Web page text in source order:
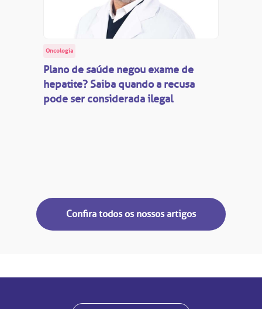
Oncologia
Plano de saúde negou exame de
hepatite? Saiba quando a recusa
pode ser considerada ilegal
Confira todos os nossos artigos